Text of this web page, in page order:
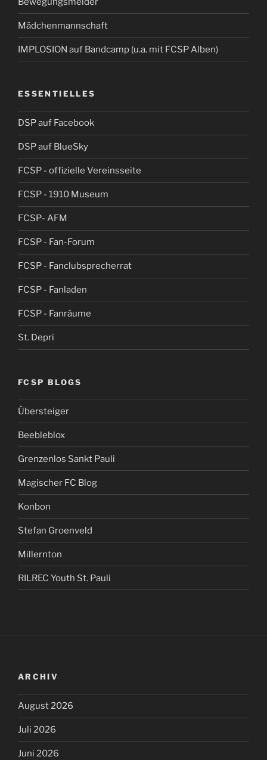
Mädchenmannschaft
IMPLOSION auf Bandcamp (u.a. mit FCSP Alben)
ESSENTIELLES
DSP auf Facebook
DSP auf BlueSky
FCSP - offizielle Vereinsseite
FCSP - 1910 Museum
FCSP- AFM
FCSP - Fan-Forum
FCSP - Fanclubsprecherrat
FCSP - Fanladen
FCSP - Fanräume
St. Depri
FCSP BLOGS
Übersteiger
Beebleblox
Grenzenlos Sankt Pauli
Magischer FC Blog
Konbon
Stefan Groenveld
Millernton
RILREC Youth St. Pauli
ARCHIV
August 2026
Juli 2026
Juni 2026